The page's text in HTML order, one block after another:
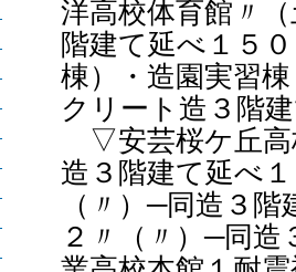
洋高校体育館〃
階建て延べ１５
棟）・造園実習
クリート造３階
▽安芸桜ケ丘高
造３階建て延べ
（〃）─同造３
２〃（〃）─同